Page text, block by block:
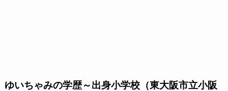
ゆいちゃみの学歴～出身小学校（東大阪市立小阪